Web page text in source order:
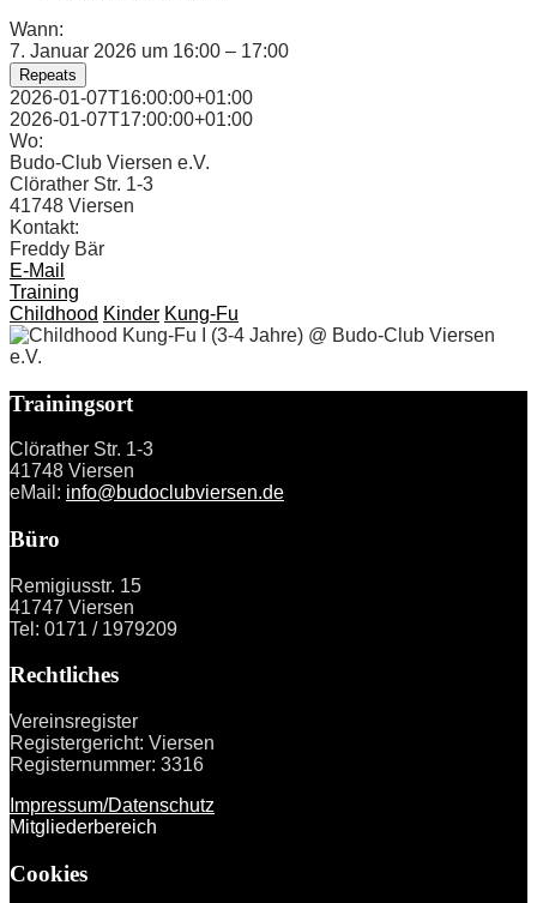
Wann:
7. Januar 2026 um 16:00 – 17:00
Repeats
2026-01-07T16:00:00+01:00
2026-01-07T17:00:00+01:00
Wo:
Budo-Club Viersen e.V.
Clörather Str. 1-3
41748 Viersen
Kontakt:
Freddy Bär
E-Mail
Training
Childhood Kinder Kung-Fu
Trainingsort
Clörather Str. 1-3
41748 Viersen
eMail: info@budoclubviersen.de
Büro
Remigiusstr. 15
41747 Viersen
Tel: 0171 / 1979209
Rechtliches
Vereinsregister
Registergericht: Viersen
Registernummer: 3316
Impressum/Datenschutz
Mitgliederbereich
Cookies